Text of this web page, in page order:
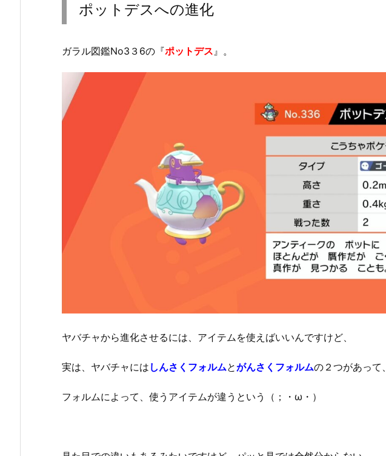
ポットデスへの進化
ガラル図鑑No3３6の『ポットデス』。
ヤバチャから進化させるには、アイテムを使えばいいんですけど、
実は、ヤバチャには しんさくフォルムとがんさくフォルムの２つがあって、
フォルムによって、使うアイテムが違うという（；・ω・）